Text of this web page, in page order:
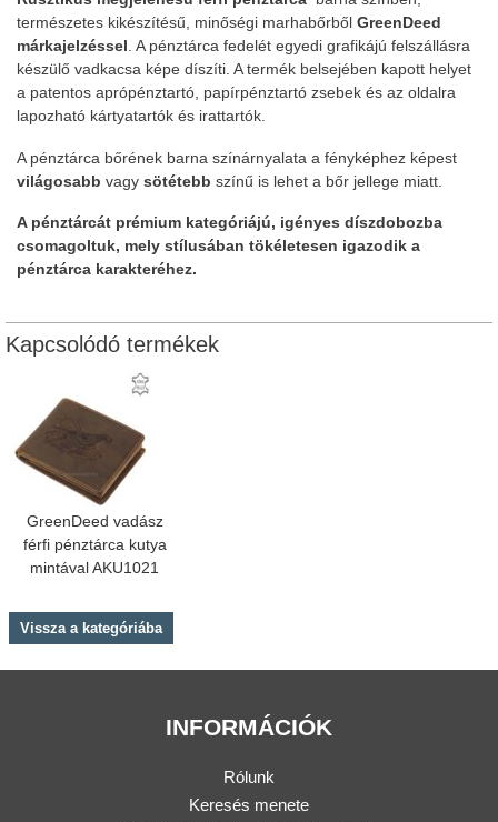
természetes kikészítésű, minőségi marhabőrből GreenDeed
márkajelzéssel . A pénztárca fedelét egyedi grafikájú felszállásra
készülő vadkacsa képe díszíti. A termék belsejében kapott helyet
a patentos aprópénztartó, papírpénztartó zsebek és az oldalra
lapozható kártyatartók és irattartók.
A pénztárca bőrének barna színárnyalata a fényképhez képest
világosabb vagy sötétebb színű is lehet a bőr jellege miatt.
A pénztárcát prémium kategóriájú, igényes díszdobozba
csomagoltuk, mely stílusában tökéletesen igazodik a
pénztárca karakteréhez.
Kapcsolódó termékek
GreenDeed vadász
férfi pénztárca kutya
mintával AKU1021
Vissza a kategóriába
INFORMÁCIÓK
Rólunk
Keresés menete